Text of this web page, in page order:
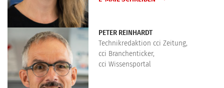
PETER REINHARDT
Technikredaktion cci Zeitung,
cci Branchenticker,
cci Wissensportal